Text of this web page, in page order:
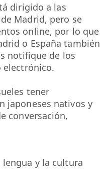
dirigido a las
Madrid, pero se
online, por lo que
o España también
notifique de los
electrónico.
tener
japoneses nativos y
conversación,
lengua y la cultura